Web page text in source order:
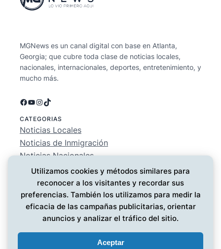
MGNews es un canal digital con base en Atlanta,
Georgia; que cubre toda clase de noticias locales,
nacionales, internacionales, deportes, entretenimiento, y
mucho más.
Facebook
YouTube
Instagram
TikTok
CATEGORIAS
Noticias Locales
Noticias de Inmigración
Noticias Nacionales
Deportes
Entretenimiento
EMPRESA
Conócenos
Política de Privacidad
Utilizamos cookies y métodos similares para
reconocer a los visitantes y recordar sus
preferencias. También los utilizamos para medir la
eficacia de las campañas publicitarias, orientar
anuncios y analizar el tráfico del sitio.
Aceptar